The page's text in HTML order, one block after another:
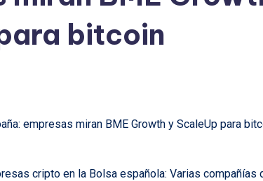
bitcoin
empresas miran BME Growth y ScaleUp para
cripto en la Bolsa española: Varias